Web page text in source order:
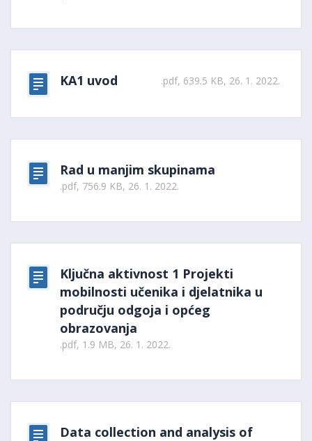
KA1 uvod .pdf, 639.5 KB, 26. 1. 2022.
Rad u manjim skupinama
.pdf, 756.9 KB, 26. 1. 2022.
Ključna aktivnost 1 Projekti
mobilnosti učenika i djelatnika u
području odgoja i općeg
obrazovanja
.pdf, 1.9 MB, 26. 1. 2022.
Data collection and analysis of